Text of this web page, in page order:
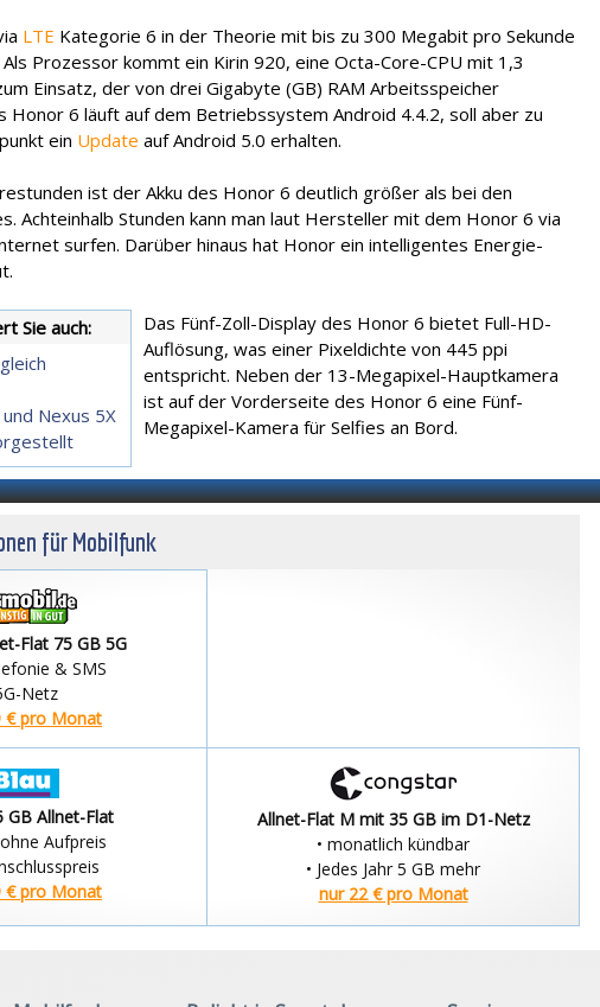
LTE Kategorie 6 in der Theorie mit bis zu 300 Megabit pro Sekunde
Prozessor kommt ein Kirin 920, eine Octa-Core-CPU mit 1,3
Einsatz, der von drei Gigabyte (GB) RAM Arbeitsspeicher
Honor 6 läuft auf dem Betriebssystem Android 4.4.2, soll aber zu
ein Update auf Android 5.0 erhalten.
ist der Akku des Honor 6 deutlich größer als bei den
Achteinhalb Stunden kann man laut Hersteller mit dem Honor 6 via
surfen. Darüber hinaus hat Honor ein intelligentes Energie-
Sie auch:
Nexus 5X
Das Fünf-Zoll-Display des Honor 6 bietet Full-HD-
Auflösung, was einer Pixeldichte von 445 ppi
entspricht. Neben der 13-Megapixel-Hauptkamera
ist auf der Vorderseite des Honor 6 eine Fünf-
Megapixel-Kamera für Selfies an Bord.
für Mobilfunk
Flat 75 GB 5G
& SMS
Netz
€ pro Monat
GB Allnet-Flat
Aufpreis
€ pro Monat
Allnet-Flat M mit 35 GB im D1-Netz
• monatlich kündbar
• Jedes Jahr 5 GB mehr
nur 22 € pro Monat